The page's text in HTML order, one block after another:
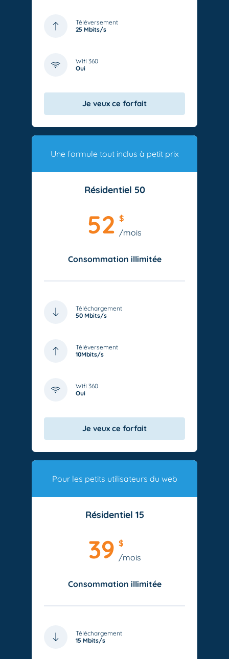
Téléversement
25 Mbits/s
Wifi 360
Oui
Je veux ce forfait
Une formule tout inclus à petit prix
Résidentiel 50
52 $
/mois
Consommation illimitée
Téléchargement
50 Mbits/s
Téléversement
10Mbits/s
Wifi 360
Oui
Je veux ce forfait
Pour les petits utilisateurs du web
Résidentiel 15
39 $
/mois
Consommation illimitée
Téléchargement
15 Mbits/s